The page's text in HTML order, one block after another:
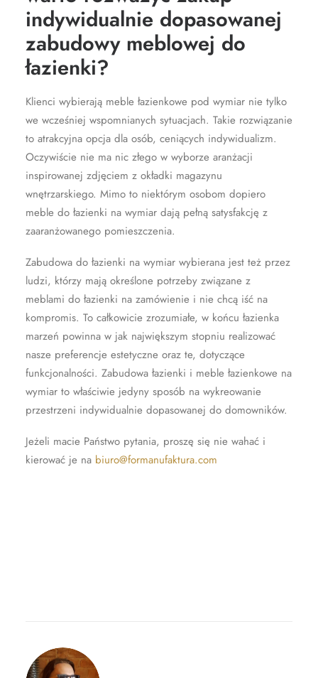
indywidualnie dopasowanej
zabudowy meblowej do
łazienki?
Klienci wybierają meble łazienkowe pod wymiar nie tylko
we wcześniej wspomnianych sytuacjach. Takie rozwiązanie
to atrakcyjna opcja dla osób, ceniących indywidualizm.
Oczywiście nie ma nic złego w wyborze aranżacji
inspirowanej zdjęciem z okładki magazynu
wnętrzarskiego. Mimo to niektórym osobom dopiero
meble do łazienki na wymiar dają pełną satysfakcję z
zaaranżowanego pomieszczenia.
Zabudowa do łazienki na wymiar wybierana jest też przez
ludzi, którzy mają określone potrzeby związane z
meblami do łazienki na zamówienie i nie chcą iść na
kompromis. To całkowicie zrozumiałe, w końcu łazienka
marzeń powinna w jak największym stopniu realizować
nasze preferencje estetyczne oraz te, dotyczące
funkcjonalności. Zabudowa łazienki i meble łazienkowe na
wymiar to właściwie jedyny sposób na wykreowanie
przestrzeni indywidualnie dopasowanej do domowników.
Jeżeli macie Państwo pytania, proszę się nie wahać i
kierować je na biuro@formanufaktura.com